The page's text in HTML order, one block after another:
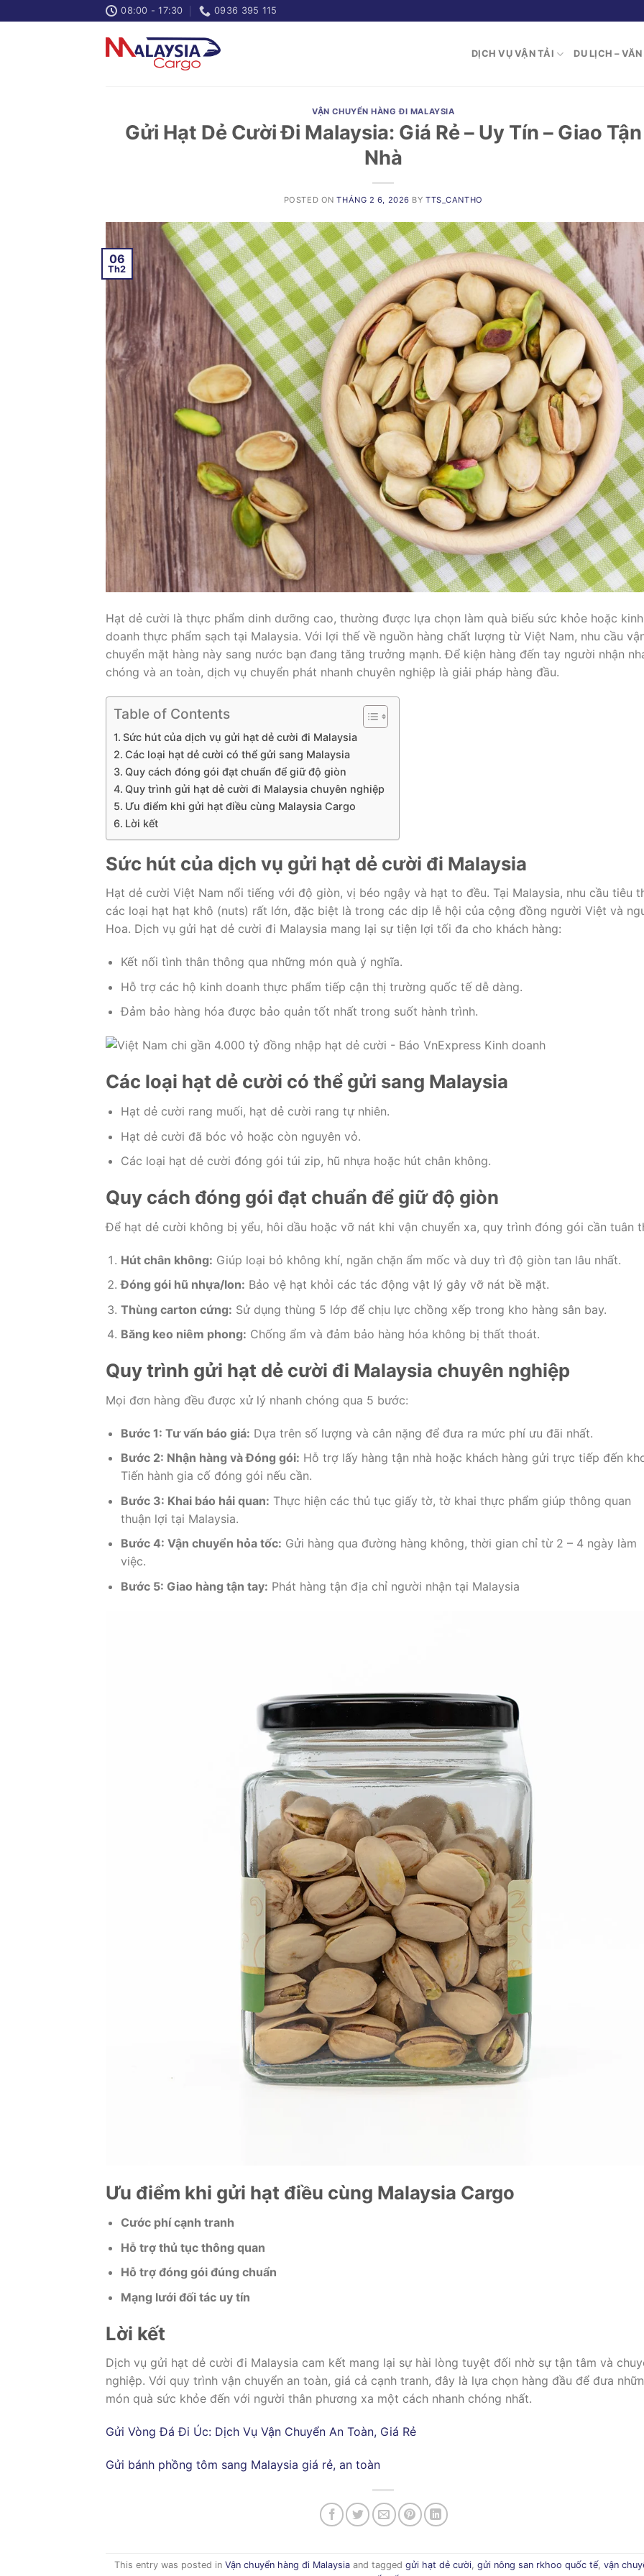
to
08:00 - 17:30 0936 395 115
DỊCH VỤ VẬN TẢI DU LỊCH –
VẬN CHUYỂN HÀNG ĐI MALAYSIA
Gửi Hạt Dẻ Cười Đi Malaysia: Giá Rẻ – Uy Tín – Giao Tận
Nhà
POSTED ONTHÁNG 2 6, 2026 BYTTS_CANTHO
06
Th2
Hạt dẻ cười là thực phẩm dinh dưỡng cao, thường được lựa chọn làm quà biếu sức khỏe hoặc kinh
doanh thực phẩm sạch tại Malaysia. Với lợi thế về nguồn hàng chất lượng từ Việt Nam, nhu cầu
chuyển mặt hàng này sang nước bạn đang tăng trưởng mạnh. Để kiện hàng đến tay người nhận
chóng và an toàn, dịch vụ chuyển phát nhanh chuyên nghiệp là giải pháp hàng đầu.
Table of Contents
Sức hút của dịch vụ gửi hạt dẻ cười đi Malaysia
Các loại hạt dẻ cười có thể gửi sang Malaysia
Quy cách đóng gói đạt chuẩn để giữ độ giòn
Quy trình gửi hạt dẻ cười đi Malaysia chuyên nghiệp
Ưu điểm khi gửi hạt điều cùng Malaysia Cargo
Lời kết
Sức hút của dịch vụ gửi hạt dẻ cười đi Malaysia
Hạt dẻ cười Việt Nam nổi tiếng với độ giòn, vị béo ngậy và hạt to đều. Tại Malaysia, nhu cầu tiêu
các loại hạt hạt khô (nuts) rất lớn, đặc biệt là trong các dịp lễ hội của cộng đồng người Việt và
Hoa. Dịch vụ gửi hạt dẻ cười đi Malaysia mang lại sự tiện lợi tối đa cho khách hàng:
Kết nối tình thân thông qua những món quà ý nghĩa.
Hỗ trợ các hộ kinh doanh thực phẩm tiếp cận thị trường quốc tế dễ dàng.
Đảm bảo hàng hóa được bảo quản tốt nhất trong suốt hành trình.
Các loại hạt dẻ cười có thể gửi sang Malaysia
Hạt dẻ cười rang muối, hạt dẻ cười rang tự nhiên.
Hạt dẻ cười đã bóc vỏ hoặc còn nguyên vỏ.
Các loại hạt dẻ cười đóng gói túi zip, hũ nhựa hoặc hút chân không.
Quy cách đóng gói đạt chuẩn để giữ độ giòn
Để hạt dẻ cười không bị yểu, hôi dầu hoặc vỡ nát khi vận chuyển xa, quy trình đóng gói cần tuân
Hút chân không: Giúp loại bỏ không khí, ngăn chặn ẩm mốc và duy trì độ giòn tan lâu nhất.
Đóng gói hũ nhựa/lon: Bảo vệ hạt khỏi các tác động vật lý gây vỡ nát bề mặt.
Thùng carton cứng: Sử dụng thùng 5 lớp để chịu lực chồng xếp trong kho hàng sân bay.
Băng keo niêm phong: Chống ẩm và đảm bảo hàng hóa không bị thất thoát.
Quy trình gửi hạt dẻ cười đi Malaysia chuyên nghiệp
Mọi đơn hàng đều được xử lý nhanh chóng qua 5 bước:
Bước 1: Tư vấn báo giá: Dựa trên số lượng và cân nặng để đưa ra mức phí ưu đãi nhất.
Bước 2: Nhận hàng và Đóng gói: Hỗ trợ lấy hàng tận nhà hoặc khách hàng gửi trực tiếp đến
Tiến hành gia cố đóng gói nếu cần.
Bước 3: Khai báo hải quan: Thực hiện các thủ tục giấy tờ, tờ khai thực phẩm giúp thông quan
thuận lợi tại Malaysia.
Bước 4: Vận chuyển hỏa tốc: Gửi hàng qua đường hàng không, thời gian chỉ từ 2 – 4 ngày làm
việc.
Bước 5: Giao hàng tận tay: Phát hàng tận địa chỉ người nhận tại Malaysia
Ưu điểm khi gửi hạt điều cùng Malaysia Cargo
Cước phí cạnh tranh
Hỗ trợ thủ tục thông quan
Hỗ trợ đóng gói đúng chuẩn
Mạng lưới đối tác uy tín
Lời kết
Dịch vụ gửi hạt dẻ cười đi Malaysia cam kết mang lại sự hài lòng tuyệt đối nhờ sự tận tâm và
nghiệp. Với quy trình vận chuyển an toàn, giá cả cạnh tranh, đây là lựa chọn hàng đầu để đưa
món quà sức khỏe đến với người thân phương xa một cách nhanh chóng nhất.
Gửi Vòng Đá Đi Úc: Dịch Vụ Vận Chuyển An Toàn, Giá Rẻ
Gửi bánh phồng tôm sang Malaysia giá rẻ, an toàn
This entry was posted in Vận chuyển hàng đi Malaysiaand tagged gửi hạt dẻ cười, gửi nông san rkhoo quốc tế, vận